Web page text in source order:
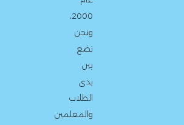
2000،
ونحن
نضع
بين
يدى
الطلاب
والمعلمين